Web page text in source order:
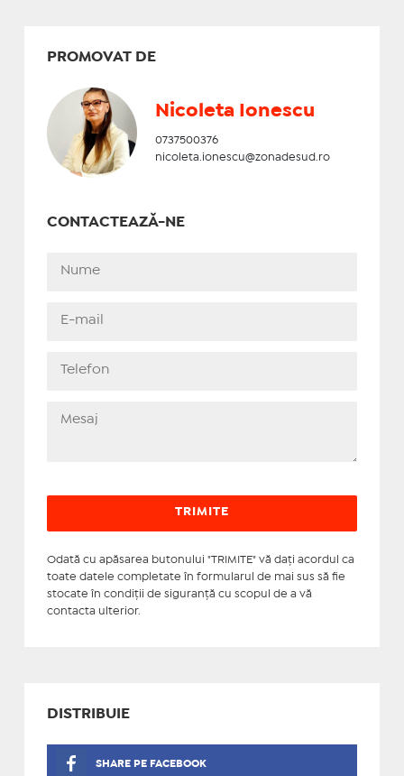
PROMOVAT DE
Nicoleta Ionescu
0737500376
nicoleta.ionescu@zonadesud.ro
CONTACTEAZĂ-NE
Odată cu apăsarea butonului "TRIMITE" vă daţi acordul ca
toate datele completate în formularul de mai sus să fie
stocate în condiţii de siguranţă cu scopul de a vă
contacta ulterior.
DISTRIBUIE
SHARE PE FACEBOOK